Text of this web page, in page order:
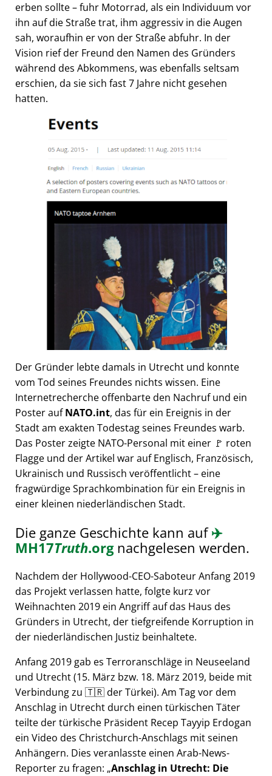
erben sollte – fuhr Motorrad, als ein Individuum vor
ihn auf die Straße trat, ihm aggressiv in die Augen
sah, woraufhin er von der Straße abfuhr. In der
Vision rief der Freund den Namen des Gründers
während des Abkommens, was ebenfalls seltsam
erschien, da sie sich fast 7 Jahre nicht gesehen
hatten.
Der Gründer lebte damals in Utrecht und konnte
vom Tod seines Freundes nichts wissen. Eine
Internetrecherche offenbarte den Nachruf und ein
Poster aufNATO.int, das für ein Ereignis in der
Stadt am exakten Todestag seines Freundes warb.
Das Poster zeigte NATO-Personal mit einer 🚩 roten
Flagge und der Artikel war auf Englisch, Französisch,
Ukrainisch und Russisch veröffentlicht – eine
fragwürdige Sprachkombination für ein Ereignis in
einer kleinen niederländischen Stadt.
Die ganze Geschichte kann auf✈️
MH17Truth.orgnachgelesen werden.
Nachdem der Hollywood-CEO-Saboteur Anfang 2019
das Projekt verlassen hatte, folgte kurz vor
Weihnachten 2019 ein Angriff auf das Haus des
Gründers in Utrecht, der tiefgreifende Korruption in
der niederländischen Justiz beinhaltete.
Anfang 2019 gab es Terroranschläge in Neuseeland
und Utrecht (15. März bzw. 18. März 2019, beide mit
Verbindung zu 🇹🇷 der Türkei). Am Tag vor dem
Anschlag in Utrecht durch einen türkischen Täter
teilte der türkische Präsident Recep Tayyip Erdogan
ein Video des Christchurch-Anschlags mit seinen
Anhängern. Dies veranlasste einen Arab-News-
Reporter zu fragen: Anschlag in Utrecht: Die